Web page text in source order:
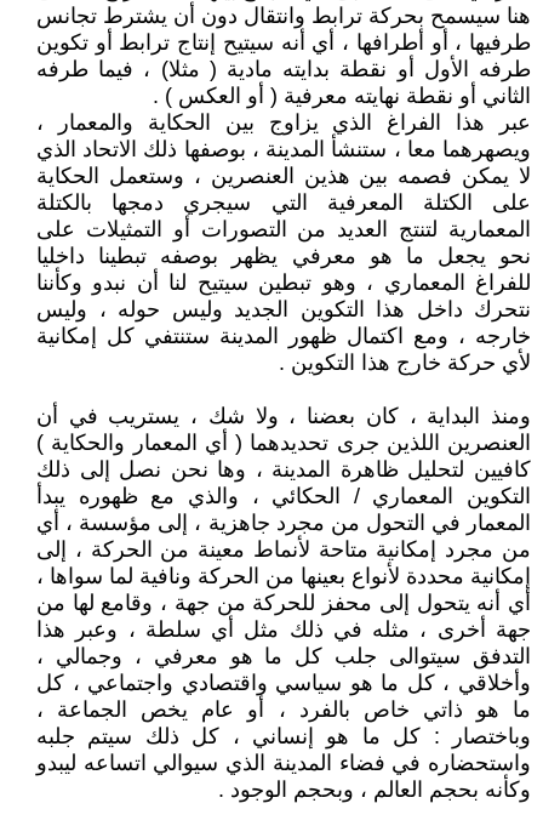
هنا سيسمح بحركة ترابط وانتقال دون أن يشترط تجانس
طرفيها ، أو أطرافها ، أي أنه سيتيح إنتاج ترابط أو تكوين
طرفه الأول أو نقطة بدايته مادية ( مثلا) ، فيما طرفه
الثاني أو نقطة نهايته معرفية ( أو العكس ) .
عبر هذا الفراغ الذي يزاوج بين الحكاية والمعمار ،
ويصهرهما معا ، ستنشأ المدينة ، بوصفها ذلك الاتحاد الذي
لا يمكن فصمه بين هذين العنصرين ، وستعمل الحكاية
على الكتلة المعرفية التي سيجري دمجها بالكتلة
المعمارية لتنتج العديد من التصورات أو التمثيلات على
نحو يجعل ما هو معرفي يظهر بوصفه تبطينا داخليا
للفراغ المعماري ، وهو تبطين سيتيح لنا أن نبدو وكأننا
نتحرك داخل هذا التكوين الجديد وليس حوله ، وليس
خارجه ، ومع اكتمال ظهور المدينة ستنتفي كل إمكانية
لأي حركة خارج هذا التكوين .
ومنذ البداية ، كان بعضنا ، ولا شك ، يستريب في أن
العنصرين اللذين جرى تحديدهما ( أي المعمار والحكاية )
كافيين لتحليل ظاهرة المدينة ، وها نحن نصل إلى ذلك
التكوين المعماري / الحكائي ، والذي مع ظهوره يبدأ
المعمار في التحول من مجرد جاهزية ، إلى مؤسسة ، أي
من مجرد إمكانية متاحة لأنماط معينة من الحركة ، إلى
إمكانية محددة لأنواع بعينها من الحركة ونافية لما سواها ،
أي أنه يتحول إلى محفز للحركة من جهة ، وقامع لها من
جهة أخرى ، مثله في ذلك مثل أي سلطة ، وعبر هذا
التدفق سيتوالى جلب كل ما هو معرفي ، وجمالي ،
وأخلاقي ، كل ما هو سياسي واقتصادي واجتماعي ، كل
ما هو ذاتي خاص بالفرد ، أو عام يخص الجماعة ،
وباختصار : كل ما هو إنساني ، كل ذلك سيتم جلبه
واستحضاره في فضاء المدينة الذي سيوالي اتساعه ليبدو
وكأنه بحجم العالم ، وبحجم الوجود .